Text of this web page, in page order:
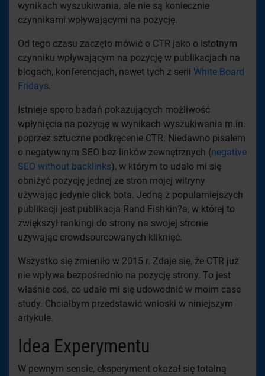
wynikach wyszukiwania, ale nie są koniecznie
czynnikami wpływającymi na pozycję.
Od tego czasu zaczęto mówić o CTR jako o istotnym
czynniku wpływającym na pozycję w publikacjach na
blogach, konferencjach, nawet tych z serii White Board
Fridays.
Istnieje sporo badań pokazujących możliwość
wpłynięcia na pozycję w wynikach wyszukiwania m.in.
poprzez sztuczne podkręcenie CTR. Niedawno pisałem
o negatywnym SEO bez linków zewnętrznych (negative
SEO without backlinks), w którym to udało mi się
obniżyć pozycję jednej ze stron mojej witryny
używając jedynie click bota. Jedną z popularniejszych
publikacji jest publikacja Rand Fishkin?a, w której to
zwiększył rankingi do strony na swojej stronie
używając crowdsourcowanych kliknięć.
Wszystko się zmieniło w 2015 r. Zdaje się, że CTR już
nie wpływa bezpośrednio na pozycję strony. To jest
właśnie coś, co udało mi się udowodnić w moim case
study. Chciałbym przedstawić wnioski w niniejszym
artykule.
Idea Experymentu
W pewnym sensie, eksperyment okazał się totalną